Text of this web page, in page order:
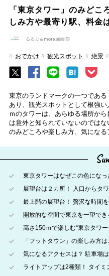
「東京タワー」のみどこ
しみ方や最寄り駅、料金
るるぶ＆more.編集部
おでかけ 観光スポット 絶景
東京のランドマークの一つであ
あり、観光スポットとして根強
ｍのタワーは、あらゆる場所か
は意外と知られていないのでは
のみどころや楽しみ方、気になる
東京タワーはなぜこの色にな
展望台は２カ所！ 入口からタ
最上階の展望台！ 贅沢な時間
開放的な空間で東京を一望でき
高さ150ｍで楽しむ“東京タワ
「フットタウン」の楽しみ方は
気になるアクセスは？ 駐車場は
ライトアップは2種類！ タイミ